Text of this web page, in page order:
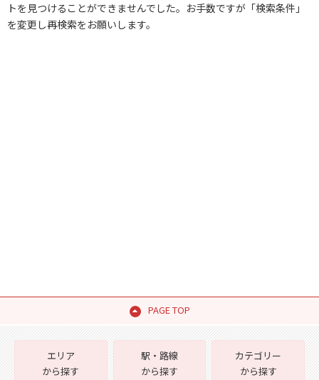
トを見つけることができませんでした。お手数ですが「検索条件」
を変更し再検索をお願いします。
PAGE TOP
エリア
から探す
駅・路線
から探す
カテゴリー
から探す